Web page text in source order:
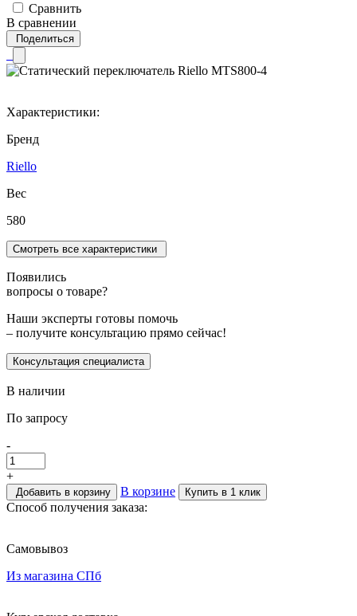
Сравнить
В сравнении
Поделиться
Характеристики:
Бренд
Riello
Вес
580
Смотреть все характеристики
Появились
вопросы о товаре?
Наши эксперты готовы помочь
– получите консультацию прямо сейчас!
Консультация специалиста
В наличии
По запросу
-
+
Добавить в корзину В корзине Купить в 1 клик
Способ получения заказа:
Самовывоз
Из магазина СПб